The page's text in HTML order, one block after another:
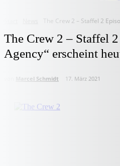
The Crew 2 – Staffel 2
The Crew 2 – Staffel
Agency“ erscheint
Marcel Schmidt 17. März 2021